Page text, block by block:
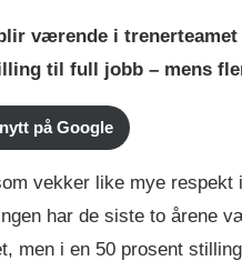
værende i
til full jobb – mens
på Google
vekker like mye
har de siste to årene
men i en 50 prosent